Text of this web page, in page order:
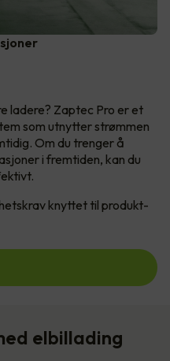
ladere? Zaptec Pro er et
som utnytter strømmen
Om du trenger å
i fremtiden, kan du
knyttet til produkt-
elbillading